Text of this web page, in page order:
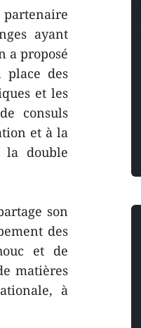
ayant
a proposé
place des
et les
consuls
et à la
la double
son
des
et de
matières
à